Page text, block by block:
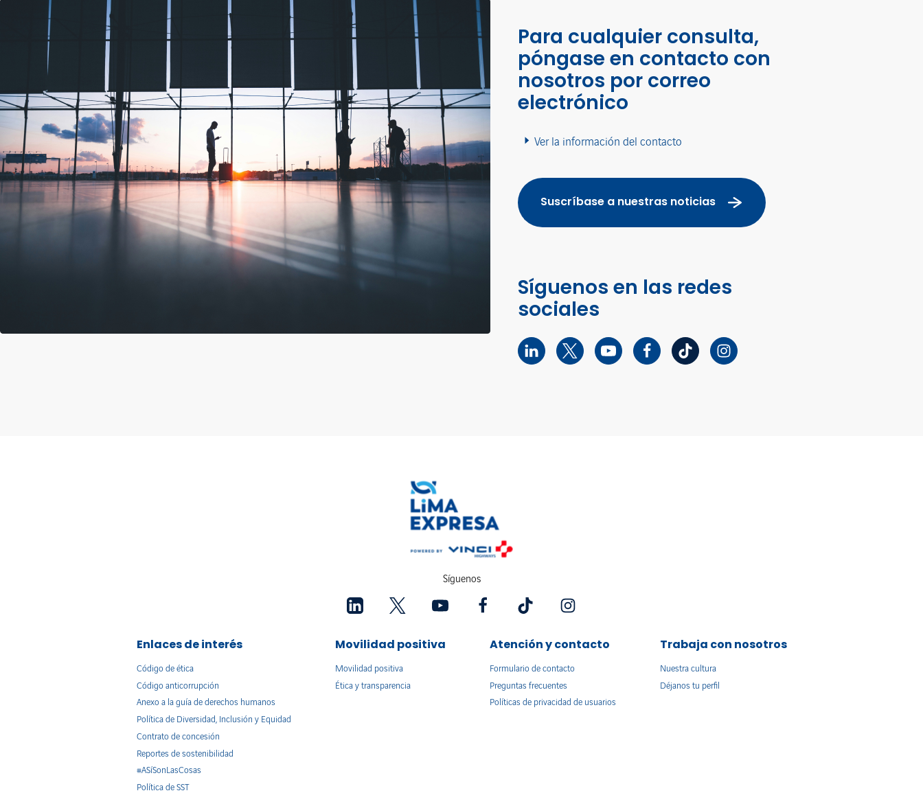
Para cualquier consulta,
póngase en contacto con
nosotros por correo
electrónico
Ver la información del contacto
Suscríbase a nuestras noticias
Síguenos en las redes
sociales
Síguenos
Enlaces de interés
Código de ética
Código anticorrupción
Anexo a la guía de derechos humanos
Política de Diversidad, Inclusión y Equidad
Contrato de concesión
Reportes de sostenibilidad
#ASíSonLasCosas
Política de SST
Movilidad positiva
Movilidad positiva
Ética y transparencia
Atención y contacto
Formulario de contacto
Preguntas frecuentes
Políticas de privacidad de usuarios
Trabaja con nosotros
Nuestra cultura
Déjanos tu perfil